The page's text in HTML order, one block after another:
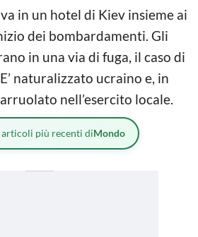
in un hotel di Kiev insieme ai
dei bombardamenti. Gli
in una via di fuga, il caso di
naturalizzato ucraino e, in
nell’esercito locale.
articoli più recenti diMondo